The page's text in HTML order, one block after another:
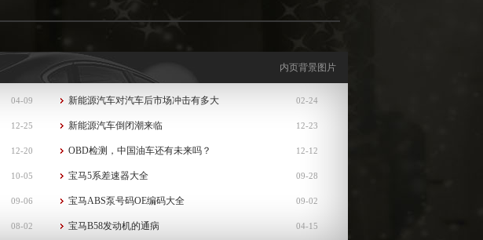
内页背景图片
04-09 02-24
新能源汽车对汽车后市场冲击有多大
12-25 12-23
新能源汽车倒闭潮来临
12-20 12-12
OBD检测，中国油车还有未来吗？
10-05 09-28
宝马5系差速器大全
09-06 09-02
宝马ABS泵号码OE编码大全
08-02 04-15
宝马B58发动机的通病